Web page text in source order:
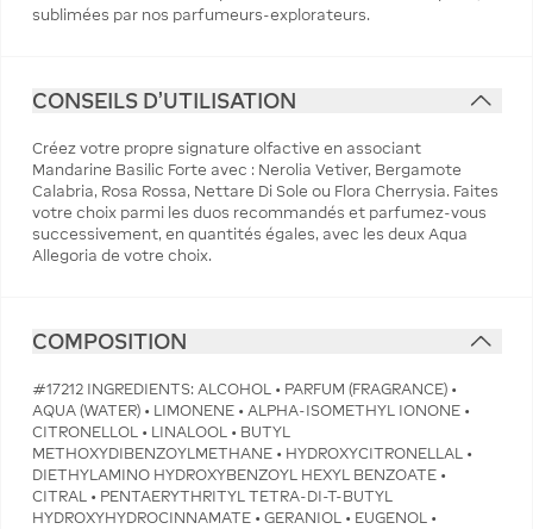
sublimées par nos parfumeurs-explorateurs.
CONSEILS D'UTILISATION
Créez votre propre signature olfactive en associant
Mandarine Basilic Forte avec : Nerolia Vetiver, Bergamote
Calabria, Rosa Rossa, Nettare Di Sole ou Flora Cherrysia. Faites
votre choix parmi les duos recommandés et parfumez-vous
successivement, en quantités égales, avec les deux Aqua
Allegoria de votre choix.
COMPOSITION
#17212 INGREDIENTS: ALCOHOL • PARFUM (FRAGRANCE) •
AQUA (WATER) • LIMONENE • ALPHA-ISOMETHYL IONONE •
CITRONELLOL • LINALOOL • BUTYL
METHOXYDIBENZOYLMETHANE • HYDROXYCITRONELLAL •
DIETHYLAMINO HYDROXYBENZOYL HEXYL BENZOATE •
CITRAL • PENTAERYTHRITYL TETRA-DI-T-BUTYL
HYDROXYHYDROCINNAMATE • GERANIOL • EUGENOL •